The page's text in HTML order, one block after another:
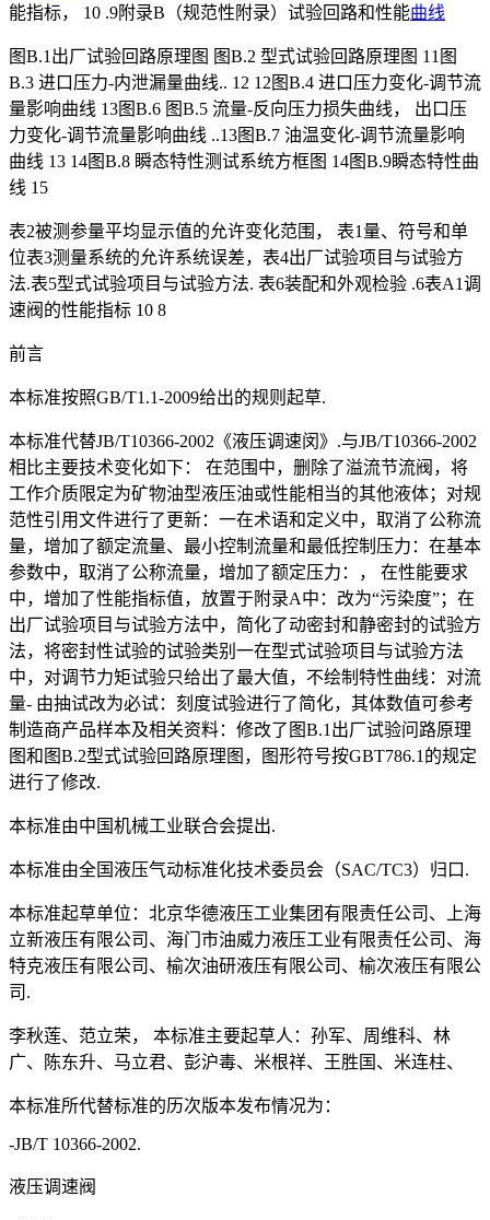
能指标， 10 .9附录B（规范性附录）试验回路和性能曲线
图B.1出厂试验回路原理图 图B.2 型式试验回路原理图 11图
B.3 进口压力-内泄漏量曲线.. 12 12图B.4 进口压力变化-调节流
量影响曲线 13图B.6 图B.5 流量-反向压力损失曲线， 出口压
力变化-调节流量影响曲线 ..13图B.7 油温变化-调节流量影响
曲线 13 14图B.8 瞬态特性测试系统方框图 14图B.9瞬态特性曲
线 15
表2被测参量平均显示值的允许变化范围， 表1量、符号和单
位表3测量系统的允许系统误差，表4出厂试验项目与试验方
法.表5型式试验项目与试验方法. 表6装配和外观检验 .6表A1调
速阀的性能指标 10 8
前言
本标准按照GB/T1.1-2009给出的规则起草.
本标准代替JB/T10366-2002《液压调速闵》.与JB/T10366-2002
相比主要技术变化如下： 在范围中，删除了溢流节流阀，将
工作介质限定为矿物油型液压油或性能相当的其他液体；对规
范性引用文件进行了更新：一在术语和定义中，取消了公称流
量，增加了额定流量、最小控制流量和最低控制压力：在基本
参数中，取消了公称流量，增加了额定压力：， 在性能要求
中，增加了性能指标值，放置于附录A中：改为“污染度”；在
出厂试验项目与试验方法中，简化了动密封和静密封的试验方
法，将密封性试验的试验类别一在型式试验项目与试验方法
中，对调节力矩试验只给出了最大值，不绘制特性曲线：对流
量- 由抽试改为必试：刻度试验进行了简化，其体数值可参考
制造商产品样本及相关资料：修改了图B.1出厂试验问路原理
图和图B.2型式试验回路原理图，图形符号按GBT786.1的规定
进行了修改.
本标准由中国机械工业联合会提出.
本标准由全国液压气动标准化技术委员会（SAC/TC3）归口.
本标准起草单位：北京华德液压工业集团有限责任公司、上海
立新液压有限公司、海门市油威力液压工业有限责任公司、海
特克液压有限公司、榆次油研液压有限公司、榆次液压有限公
司.
李秋莲、范立荣， 本标准主要起草人：孙军、周维科、林
广、陈东升、马立君、彭沪毒、米根祥、王胜国、米连柱、
本标准所代替标准的历次版本发布情况为：
-JB/T 10366-2002.
液压调速阀